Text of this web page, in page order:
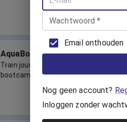
AquaBootcamp
Train jouw conditie en kracht met een
bootcamp in het water!
Wachtwoord *
Email onthouden
Nog geen account?
Inloggen zonder